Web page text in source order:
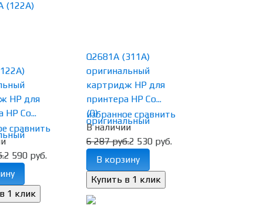
сравнить
HP для
HP Co...
2 590 руб.
избранное сравнить
Q2681A (311A)
оригинальный
картридж HP для
принтера HP Co...
(0)
В наличии
6 287 руб.2 530 руб.
В корзину